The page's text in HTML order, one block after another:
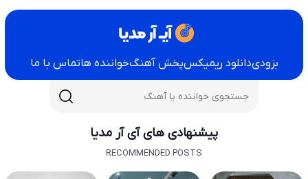
بزودیدانلود ریمیکسپخش آهنگخواننده هاتماس با ما
پیشنهادی های آی آر مدیا
RECOMMENDED POSTS